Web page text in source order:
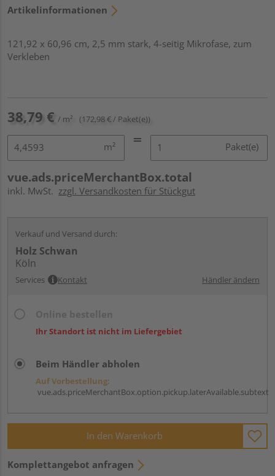
Artikelinformationen
121,92 x 60,96 cm, 2,5 mm stark, 4-seitig Mikrofase, zum
Verkleben
38,79 € / m² (172,98 € / Paket(e))
m² Paket(e)
vue.ads.priceMerchantBox.total
inkl. MwSt. zzgl. Versandkosten für Stückgut
Verkauf und Versand durch:
Holz Schwan
Köln
Services Kontakt Händler ändern
Ihr Standort ist nicht im Liefergebiet
Beim Händler abholen
Auf Vorbestellung:
vue.ads.priceMerchantBox.option.pickup.laterAvailable.subtext
In den Warenkorb
Komplettangebot anfragen